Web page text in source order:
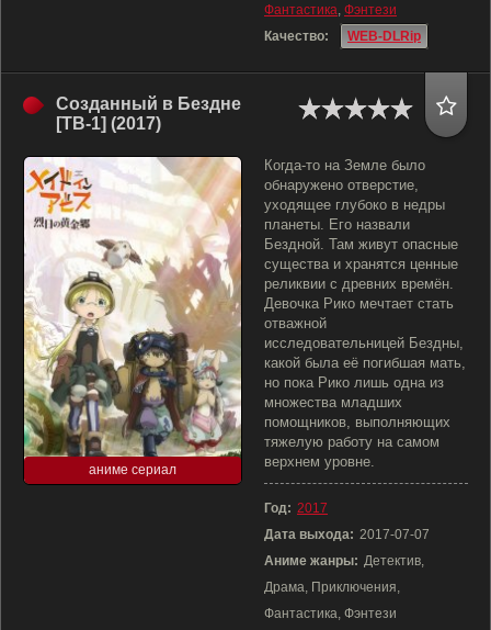
Фантастика, Фэнтези
Качество:
WEB-DLRip
Созданный в Бездне
[ТВ-1] (2017)
аниме сериал
Когда-то на Земле было
обнаружено отверстие,
уходящее глубоко в недры
планеты. Его назвали
Бездной. Там живут опасные
существа и хранятся ценные
реликвии с древних времён.
Девочка Рико мечтает стать
отважной
исследовательницей Бездны,
какой была её погибшая мать,
но пока Рико лишь одна из
множества младших
помощников, выполняющих
тяжелую работу на самом
верхнем уровне.
Год: 2017
Дата выхода: 2017-07-07
Аниме жанры: Детектив,
Драма, Приключения,
Фантастика, Фэнтези